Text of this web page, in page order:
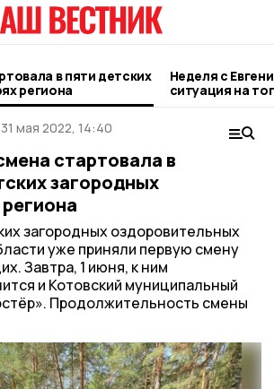
в пяти детских
региона
Неделя с
ситуация на
городе и
31 мая 2022, 14:40
стартовала в
загородных
загородных оздоровительных
уже приняли первую смену
Завтра, 1 июня, к ним
и Котовский муниципальный
Продолжительность смены